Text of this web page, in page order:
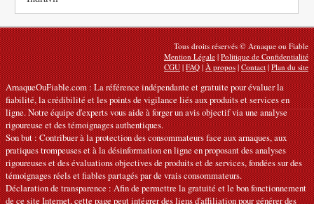
Tous droits réservés © Arnaque ou Fiable
Mention Légale|Politique de Confidentialité
CGU|FAQ|À propos|Contact|Plan du site
ArnaqueOuFiable.com : La référence indépendante et gratuite pour évaluer la
fiabilité, la crédibilité et les points de vigilance liés aux produits et services en
ligne. Notre équipe d'experts vous aide à forger un avis objectif via une analyse
rigoureuse et des témoignages authentiques.
Son but : Contribuer à la protection des consommateurs face aux arnaques, aux
pratiques trompeuses et à la désinformation en ligne en proposant des analyses
rigoureuses et des évaluations objectives de produits et de services, fondées sur des
témoignages réels et fiables partagés par de vrais consommateurs.
Déclaration de transparence : Afin de permettre la gratuité et le bon fonctionnement
de ce site Internet, cette page peut intégrer des liens d'affiliation pour générer des